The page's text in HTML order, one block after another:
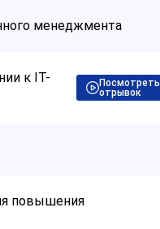
менеджмента
к IT-
Посмотреть
отрывок
повышения